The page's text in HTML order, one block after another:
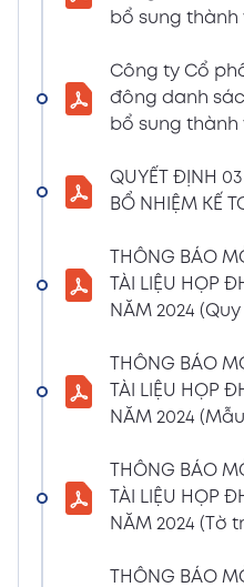
6:07 PM
LIỆU HỌP ĐHĐCĐ
(The Biểu quyết)
02/04/2024
THÔNG BÁO MỜI
LIỆU HỌP ĐHĐCĐ
(Phiếu Biểu quyết)
02/04/2024
6:07 PM
LIỆU HỌP ĐHĐCĐ
(Phiếu Bầu bổ sung
02/04/2024
THÔNG BÁO MỜI
LIỆU HỌP ĐHĐCĐ
(Dự thảo biên bản
6:07 PM
bổ sung thành
Huyền)
Công ty Cổ
đông danh
bổ sung thành
Huyền)
QUYẾT ĐỊNH
BỔ NHIỆM KẾ
THÔNG BÁO
TÀI LIỆU HỌP
NĂM 2024
THÔNG BÁO
TÀI LIỆU HỌP
NĂM 2024
THÔNG BÁO
TÀI LIỆU HỌP
NĂM 2024 (Tờ
BKS)
THÔNG BÁO